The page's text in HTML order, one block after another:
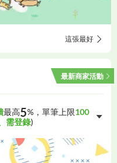
這張最好
最新商家活動
最高5%，單筆上限100
需登錄)